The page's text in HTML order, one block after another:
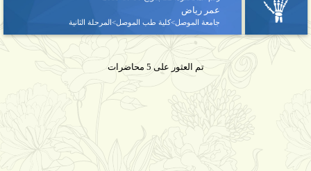
عمر رياض
جامعة الموصل>كلية طب الموصل>المرحلة الثانية
تم العثور على 5 محاضرات